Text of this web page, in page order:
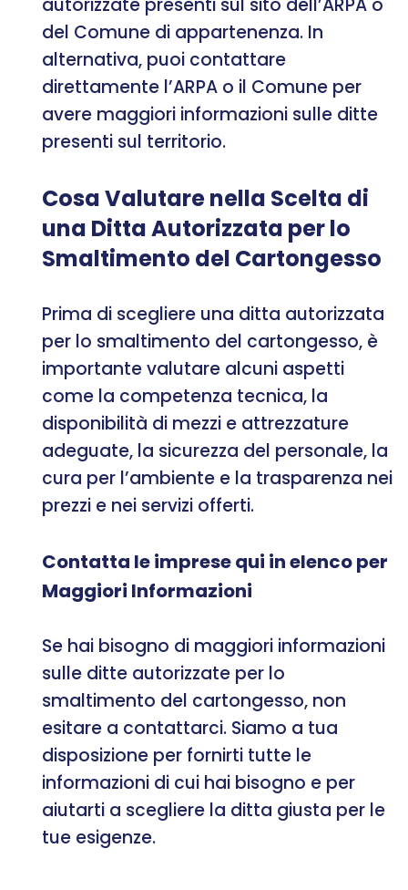
del Comune di appartenenza. In
alternativa, puoi contattare
direttamente l’ARPA o il Comune per
avere maggiori informazioni sulle ditte
presenti sul territorio.
Cosa Valutare nella Scelta di
una Ditta Autorizzata per lo
Smaltimento del Cartongesso
Prima di scegliere una ditta autorizzata
per lo smaltimento del cartongesso, è
importante valutare alcuni aspetti
come la competenza tecnica, la
disponibilità di mezzi e attrezzature
adeguate, la sicurezza del personale, la
cura per l’ambiente e la trasparenza nei
prezzi e nei servizi offerti.
Contatta le imprese qui in elenco per
Maggiori Informazioni
Se hai bisogno di maggiori informazioni
sulle ditte autorizzate per lo
smaltimento del cartongesso, non
esitare a contattarci. Siamo a tua
disposizione per fornirti tutte le
informazioni di cui hai bisogno e per
aiutarti a scegliere la ditta giusta per le
tue esigenze.